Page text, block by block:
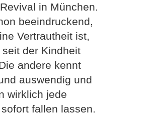
in München.
beeindruckend,
Vertrautheit ist,
der Kindheit
andere kennt
auswendig und
wirklich jede
fallen lassen.